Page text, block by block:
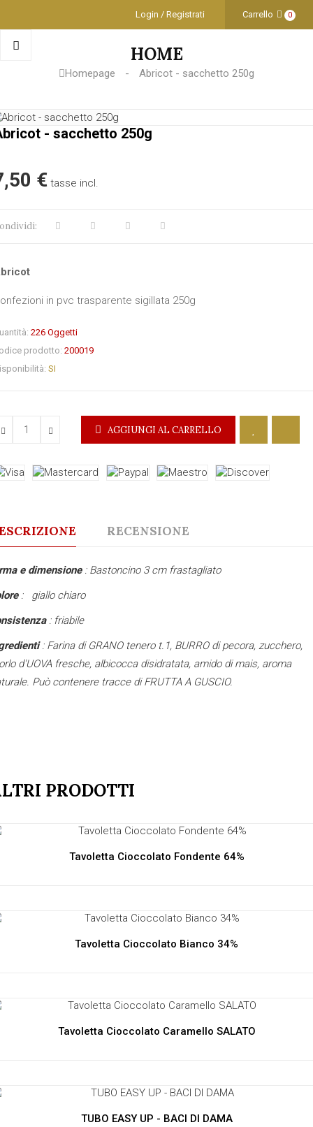
Login / Registrati Carrello 0
HOME
Homepage Abricot - sacchetto 250g
- sacchetto 250g
€ tasse incl.
in pvc trasparente sigillata 250g
226 Oggetti
prodotto: 200019
SI
AGGIUNGI AL CARRELLO
RECENSIONE
e dimensione : Bastoncino 3 cm frastagliato
: giallo chiaro
: friabile
: Farina di GRANO tenero t.1, BURRO di pecora, zucchero,
d'UOVA fresche, albicocca disidratata, amido di mais, aroma
. Può contenere tracce di FRUTTA A GUSCIO.
PRODOTTI
Tavoletta Cioccolato Fondente 64%
Tavoletta Cioccolato Bianco 34%
Tavoletta Cioccolato Caramello SALATO
TUBO EASY UP - BACI DI DAMA